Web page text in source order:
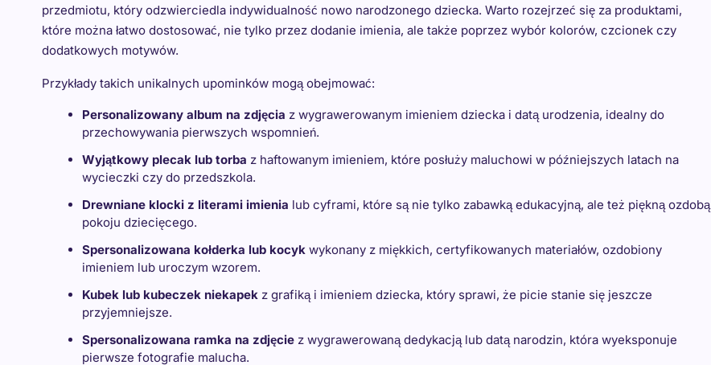
przedmiotu, który odzwierciedla indywidualność nowo narodzonego dziecka. Warto rozejrzeć się za produktami,
które można łatwo dostosować, nie tylko przez dodanie imienia, ale także poprzez wybór kolorów, czcionek czy
dodatkowych motywów.
Przykłady takich unikalnych upominków mogą obejmować:
Personalizowany album na zdjęcia z wygrawerowanym imieniem dziecka i datą urodzenia, idealny do
przechowywania pierwszych wspomnień.
Wyjątkowy plecak lub torba z haftowanym imieniem, które posłuży maluchowi w późniejszych latach na
wycieczki czy do przedszkola.
Drewniane klocki z literami imienia lub cyframi, które są nie tylko zabawką edukacyjną, ale też piękną ozdobą
pokoju dziecięcego.
Spersonalizowana kołderka lub kocyk wykonany z miękkich, certyfikowanych materiałów, ozdobiony
imieniem lub uroczym wzorem.
Kubek lub kubeczek niekapek z grafiką i imieniem dziecka, który sprawi, że picie stanie się jeszcze
przyjemniejsze.
Spersonalizowana ramka na zdjęcie z wygrawerowaną dedykacją lub datą narodzin, która wyeksponuje
pierwsze fotografie malucha.